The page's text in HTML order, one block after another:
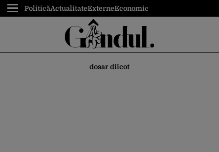
PoliticăActualitateExterneEconomic
dosar diicot